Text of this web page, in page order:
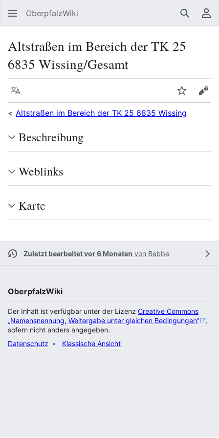
OberpfalzWiki Suchen
Altstraßen im Bereich der TK 25
6835 Wissing/Gesamt
Sprache
< Altstraßen im Bereich der TK 25 6835 Wissing
Beschreibung
Weblinks
Karte
Zuletzt bearbeitet vor 6 Monaten von Bebbe
OberpfalzWiki
Der Inhalt ist verfügbar unter der Lizenz Creative Commons
„Namensnennung, Weitergabe unter gleichen Bedingungen“
,
sofern nicht anders angegeben.
Datenschutz
Klassische Ansicht